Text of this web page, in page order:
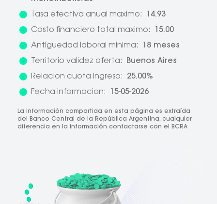
Tasa efectiva anual maximo:
14.93
Costo financiero total maximo:
15.00
Antiguedad laboral minima:
18 meses
Territorio validez oferta:
Buenos Aires
Relacion cuota ingreso:
25.00%
Fecha informacion:
15-05-2026
La información compartida en esta página es extraída
del Banco Central de la República Argentina, cualquier
diferencia en la información contactarse con el BCRA